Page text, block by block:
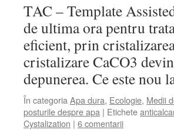
TAC – Template
de ultima ora pentru
eficient, prin
cristalizare CaCO3
depunerea. Ce este nou
În categoria Apa dura, Ecologie, Medii
posturile despre apa | Etichete
Cystalization | 6 comentarii